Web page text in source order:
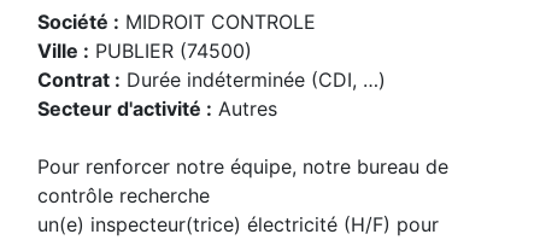
Société : MIDROIT CONTROLE
Ville : PUBLIER (74500)
Contrat : Durée indéterminée (CDI, …)
Secteur d'activité : Autres
Pour renforcer notre équipe, notre bureau de
contrôle recherche
un(e) inspecteur(trice) électricité (H/F) pour